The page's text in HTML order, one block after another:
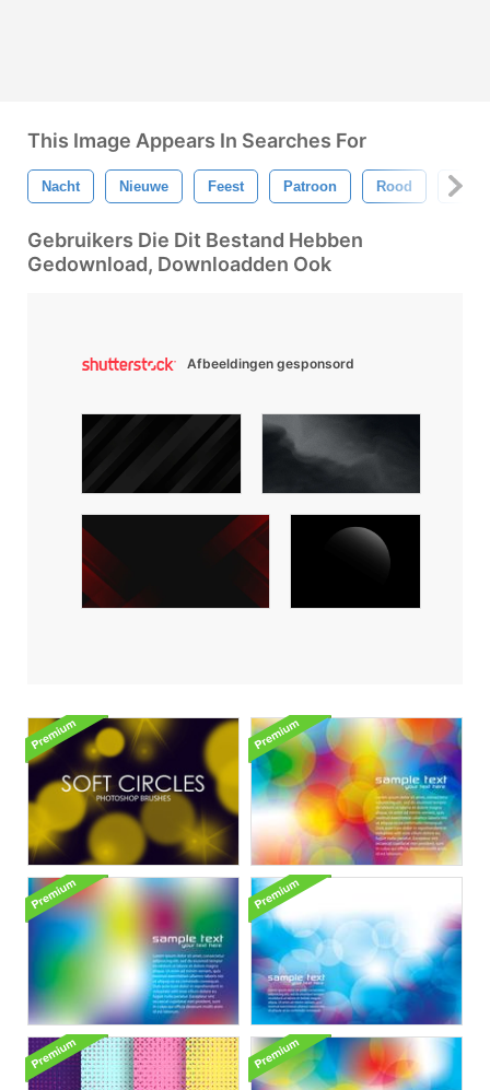
This Image Appears In Searches For
Nacht Nieuwe Feest Patroon Rood
Gebruikers Die Dit Bestand Hebben
Gedownload, Downloadden Ook
Afbeeldingen gesponsord